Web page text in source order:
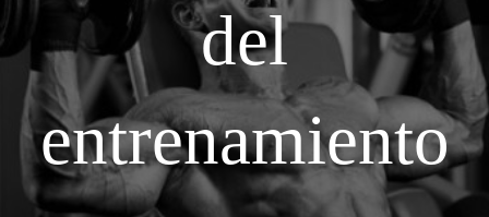
del
entrenamiento